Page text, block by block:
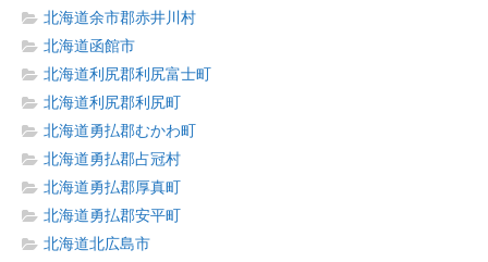
北海道余市郡赤井川村
北海道函館市
北海道利尻郡利尻富士町
北海道利尻郡利尻町
北海道勇払郡むかわ町
北海道勇払郡占冠村
北海道勇払郡厚真町
北海道勇払郡安平町
北海道北広島市